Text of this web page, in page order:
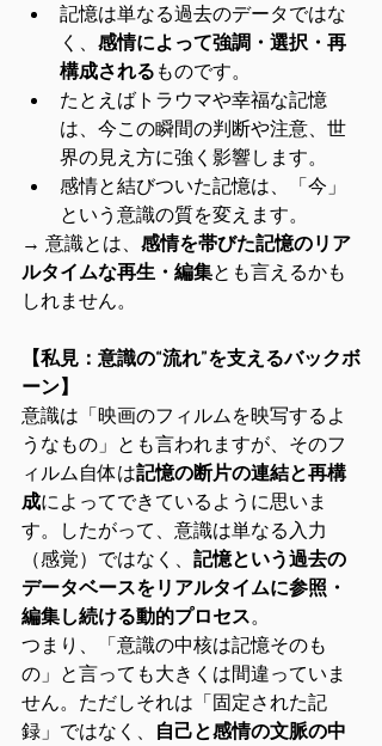
記憶は単なる過去のデータではな
く、 感情によって強調・選択・再
構成される ものです。
たとえばトラウマや幸福な記憶
は、今この瞬間の判断や注意、世
界の見え方に強く影響します。
感情と結びついた記憶は、「今」
という意識の質を変えます。
→ 意識とは、 感情を帯びた記憶のリア
ルタイムな再生・編集とも言えるかも
しれません。
【私見：意識の“流れ”を支えるバックボ
ーン】
意識は「映画のフィルムを映写するよ
うなもの」とも言われますが、そのフ
ィルム自体は記憶の断片の連結と再構
成によってできているように思いま
す。したがって、意識は単なる入力
（感覚）ではなく、 記憶という過去の
データベースをリアルタイムに参照・
編集し続ける動的プロセス。
つまり、「意識の中核は記憶そのも
の」と言っても大きくは間違っていま
せん。ただしそれは「固定された記
録」ではなく、 自己と感情の文脈の中